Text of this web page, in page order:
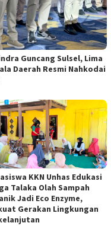
Guncang Sulsel, Lima
Daerah Resmi Nahkodai
KKN Unhas Edukasi
Talaka Olah Sampah
Jadi Eco Enzyme,
Gerakan Lingkungan